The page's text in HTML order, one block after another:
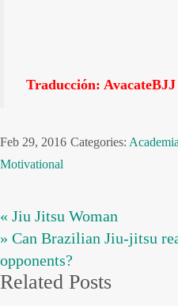
Traducción: AvacateBJJ
Feb 29, 2016 Categories: Academia
Motivational
« Jiu Jitsu Woman
» Can Brazilian Jiu-jitsu
opponents?
Related Posts